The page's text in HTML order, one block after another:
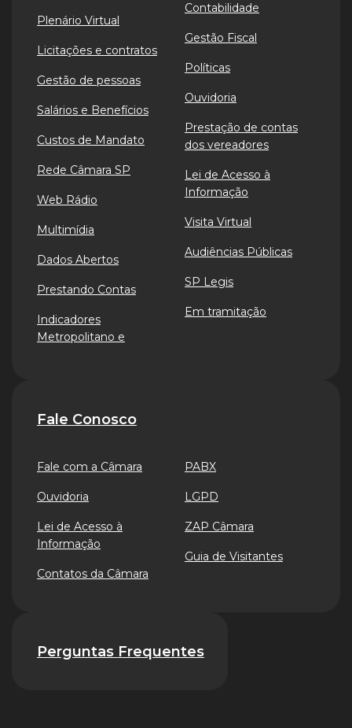
Plenário Virtual
Licitações e contratos
Gestão de pessoas
Salários e Benefícios
Custos de Mandato
Rede Câmara SP
Web Rádio
Multimídia
Dados Abertos
Prestando Contas
Indicadores
Metropolitano e
Contabilidade
Gestão Fiscal
Políticas
Ouvidoria
Prestação de contas
dos vereadores
Lei de Acesso à
Informação
Visita Virtual
Audiências Públicas
SP Legis
Em tramitação
Fale Conosco
Fale com a Câmara
Ouvidoria
Lei de Acesso à
Informação
Contatos da Câmara
PABX
LGPD
ZAP Câmara
Guia de Visitantes
Perguntas Frequentes